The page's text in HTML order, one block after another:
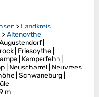
> Landkreis
>Altenoythe
|
| Friesoythe |
| Kamperfehn |
| Neuscharrel | Neuvrees
| Schwaneburg |
m